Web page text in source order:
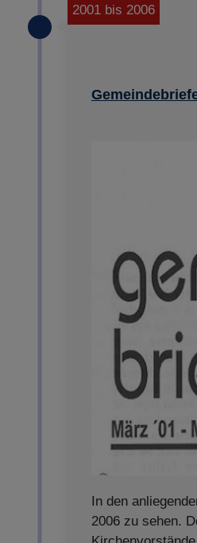
2001 bis 2006
In den
2006 zu sehen.